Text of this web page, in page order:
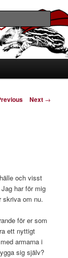
Next →
och visst
har för mig
skriva om nu.
för er som
ett nyttigt
armarna i
sig själv?